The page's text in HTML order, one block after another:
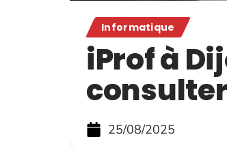
Informatique
iProf à
25/08/2025